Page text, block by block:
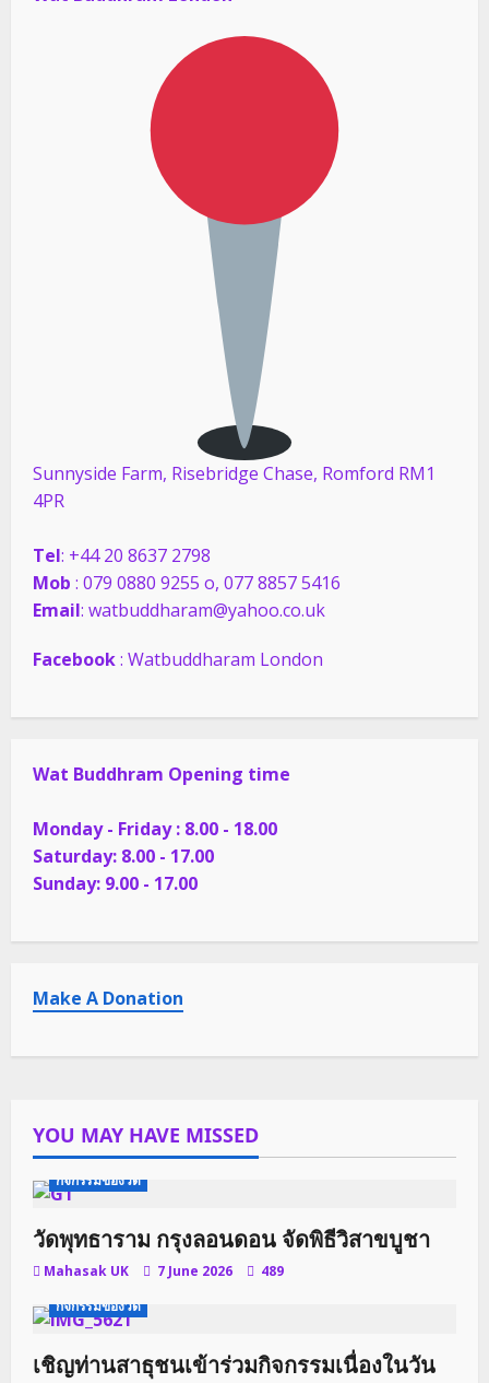
Sunnyside Farm, Risebridge Chase, Romford RM1
4PR
Tel: +44 20 8637 2798
Mob : 079 0880 9255 o, 077 8857 5416
Email: watbuddharam@yahoo.co.uk
Facebook: Watbuddharam London
Wat Buddhram Opening time
Monday - Friday : 8.00 - 18.00
Saturday: 8.00 - 17.00
Sunday: 9.00 - 17.00
Make A Donation
YOU MAY HAVE MISSED
กิจกรรมของวัด
วัดพุทธาราม กรุงลอนดอน จัดพิธีวิสาขบูชา
Mahasak UK 7 June 2026
489
กิจกรรมของวัด
เชิญท่านสาธุชนเข้าร่วมกิจกรรมเนื่องในวัน